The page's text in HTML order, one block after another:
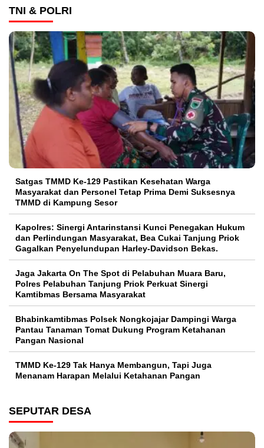
TNI & POLRI
Satgas TMMD Ke-129 Pastikan Kesehatan Warga
Masyarakat dan Personel Tetap Prima Demi Suksesnya
TMMD di Kampung Sesor
Kapolres: Sinergi Antarinstansi Kunci Penegakan Hukum
dan Perlindungan Masyarakat, Bea Cukai Tanjung Priok
Gagalkan Penyelundupan Harley-Davidson Bekas.
Jaga Jakarta On The Spot di Pelabuhan Muara Baru,
Polres Pelabuhan Tanjung Priok Perkuat Sinergi
Kamtibmas Bersama Masyarakat
Bhabinkamtibmas Polsek Nongkojajar Dampingi Warga
Pantau Tanaman Tomat Dukung Program Ketahanan
Pangan Nasional
TMMD Ke-129 Tak Hanya Membangun, Tapi Juga
Menanam Harapan Melalui Ketahanan Pangan
SEPUTAR DESA